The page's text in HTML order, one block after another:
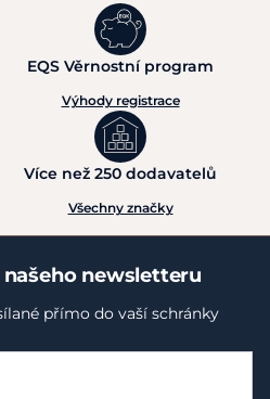
EQS Věrnostní program
Výhody registrace
Více než 250 dodavatelů
Všechny značky
newsletteru
přímo do vaší schránky